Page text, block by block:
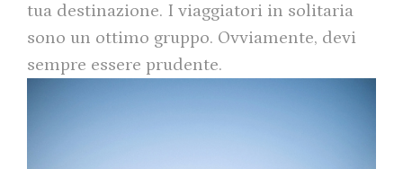
tua destinazione. I viaggiatori in solitaria
sono un ottimo gruppo. Ovviamente, devi
sempre essere prudente.